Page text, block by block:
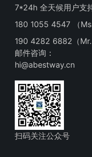
7*24h 全天候用户支
180 1055 4547 （
190 4282 6882（Mr.
邮件咨询：
hi@abestway.cn
扫码关注公众号